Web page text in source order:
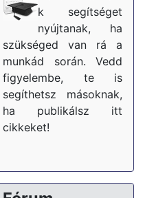
k segítséget
nyújtanak, ha
szükséged van rá a
munkád során. Vedd
figyelembe, te is
segíthetsz másoknak,
ha publikálsz itt
cikkeket!